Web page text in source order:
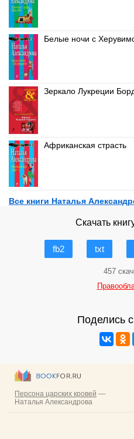
Белые ночи с
Зеркало Лукреции
Африканская страсть
Все книги Наталья
Скачать
fb2 txt
457
Поделись